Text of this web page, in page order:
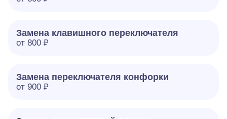
Замена клавишного переключателя
от 800 ₽
Замена переключателя конфорки
от 900 ₽